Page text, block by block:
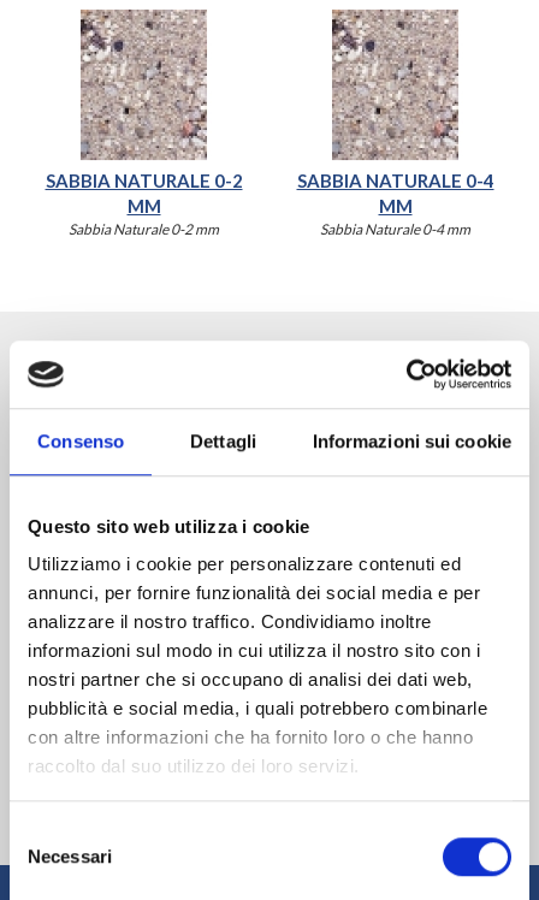
Consenso Dettagli Informazioni sui cookie
Questo sito web utilizza i cookie
Utilizziamo i cookie per personalizzare contenuti ed
annunci, per fornire funzionalità dei social media e per
analizzare il nostro traffico. Condividiamo inoltre
informazioni sul modo in cui utilizza il nostro sito con i
nostri partner che si occupano di analisi dei dati web,
pubblicità e social media, i quali potrebbero combinarle
con altre informazioni che ha fornito loro o che hanno
raccolto dal suo utilizzo dei loro servizi.
delNecessari
SABBIA NATURALE 0-2
MM
Sabbia Naturale 0-2 mm
SABBIA NATURALE 0-4
MM
Sabbia Naturale 0-4 mm
SCOPRI LE NOSTRE PRINCIPALI REALIZZAZIONI
DIMMI DI PIÙ
NEWS
19
DIC
I progetti sociali 2026
DIMMI DI PIÙ
SEGUICI SUI SOCIAL
b r j